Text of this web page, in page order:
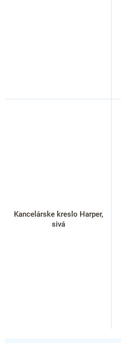
Kancelárske kreslo Harper,
sivá